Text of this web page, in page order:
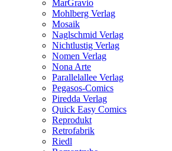
MarGravio
Mohlberg Verlag
Mosaik
Naglschmid Verlag
Nichtlustig Verlag
Nomen Verlag
Nona Arte
Parallelallee Verlag
Pegasos-Comics
Piredda Verlag
Quick Easy Comics
Reprodukt
Retrofabrik
Riedl